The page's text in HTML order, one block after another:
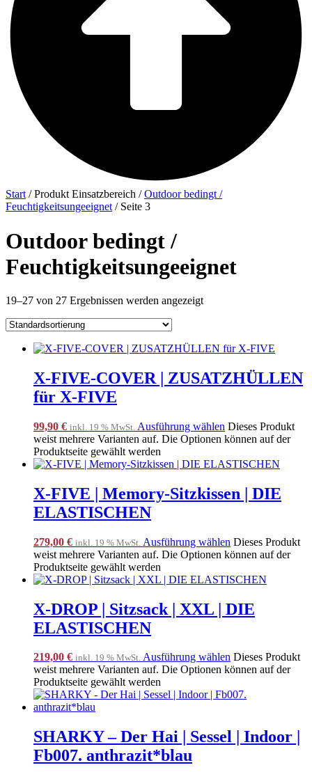
Start / Produkt Einsatzbereich /Outdoor bedingt /
Feuchtigkeitsungeeignet / Seite 3
Outdoor bedingt /
Feuchtigkeitsungeeignet
19–27 von 27 Ergebnissen werden angezeigt
X-FIVE-COVER | ZUSATZHÜLLEN
für X-FIVE
99,90 € inkl. 19 % MwSt. Ausführung wählen Dieses Produkt
weist mehrere Varianten auf. Die Optionen können auf der
Produktseite gewählt werden
X-FIVE | Memory-Sitzkissen | DIE
ELASTISCHEN
279,00 € inkl. 19 % MwSt. Ausführung wählen Dieses Produkt
weist mehrere Varianten auf. Die Optionen können auf der
Produktseite gewählt werden
X-DROP | Sitzsack | XXL | DIE
ELASTISCHEN
219,00 € inkl. 19 % MwSt. Ausführung wählen Dieses Produkt
weist mehrere Varianten auf. Die Optionen können auf der
Produktseite gewählt werden
SHARKY – Der Hai | Sessel | Indoor |
Fb007. anthrazit*blau